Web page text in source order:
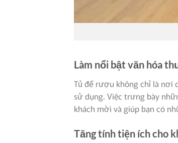
Làm nổi bật văn hóa
Tủ để rượu không chỉ là
sử dụng. Việc trưng bày
khách mời và giúp bạn có
Tăng tính tiện ích cho